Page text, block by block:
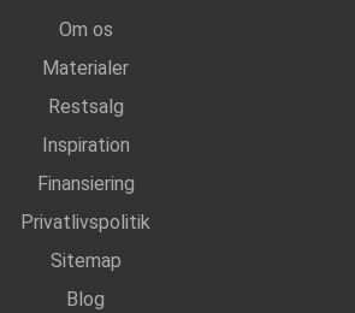
Om os
Materialer
Restsalg
Inspiration
Finansiering
Privatlivspolitik
Sitemap
Blog